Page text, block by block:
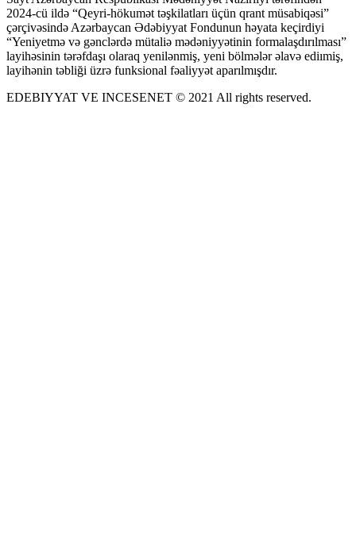
2024-cü ildə “Qeyri-hökumət təşkilatları üçün qrant müsabiqəsi”
çərçivəsində Azərbaycan Ədəbiyyat Fondunun həyata keçirdiyi
“Yeniyetmə və gənclərdə mütaliə mədəniyyətinin formalaşdırılması”
layihəsinin tərəfdaşı olaraq yenilənmiş, yeni bölmələr əlavə ediımiş,
layihənin təbliği üzrə funksional fəaliyyət aparılmışdır.
EDEBIYYAT VE INCESENET © 2021 All rights reserved.